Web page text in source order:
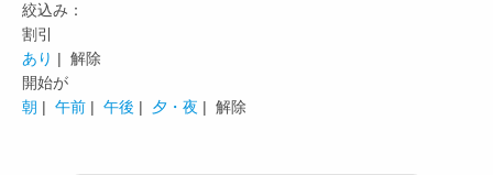
絞込み：
割引
あり | 解除
開始が
朝 | 午前 | 午後 | 夕・夜 | 解除